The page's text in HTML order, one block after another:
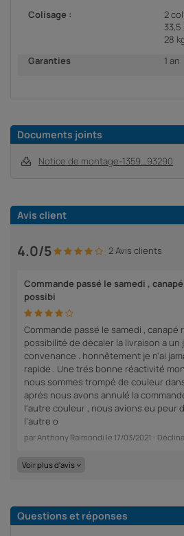
Colisage :
2
33,5
28
Garanties
1 an
Documents joints
Notice de montage-1359_93290
Avis client
4.0/5 2 Avis clients
Commande passé le samedi ,
possibi
Commande passé le samedi , canapé
possibilité de décaler la livraison a un
convenance . honnêtement je n'ai
rapide . Une trés bonne réactivité
nous sommes trompé de couleur
après nous avons annulé la
l'autre couleur , nous avions eu peur
l'autre o
parAnthony Raimondi le 17/03/2021 -
Voir plus d'avis
Questions et réponses